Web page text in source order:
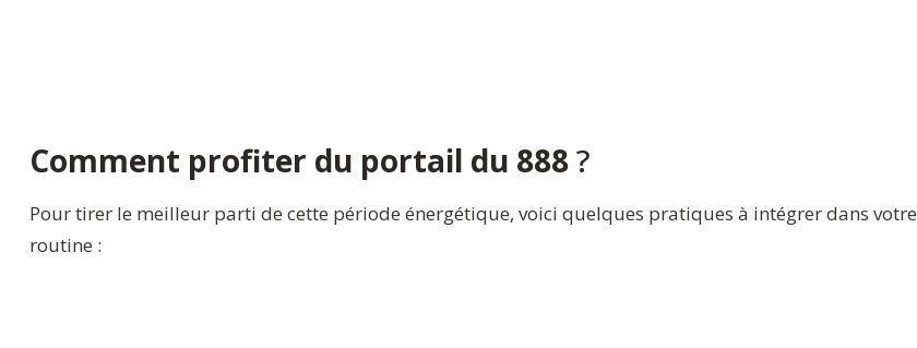
Comment profiter du portail du 888?
Pour tirer le meilleur parti de cette période énergétique, voici quelques pratiques à intégrer dans votre
routine :